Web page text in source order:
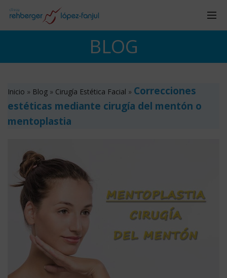
BLOG
Inicio » Blog » Cirugía Estética Facial » Correcciones
estéticas mediante cirugía del mentón o
mentoplastia